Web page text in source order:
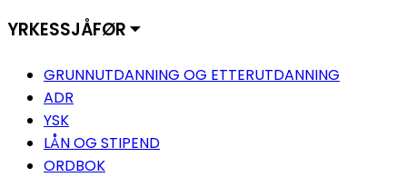
YRKESSJÅFØR ⏷
GRUNNUTDANNING OG ETTERUTDANNING
ADR
YSK
LÅN OG STIPEND
ORDBOK